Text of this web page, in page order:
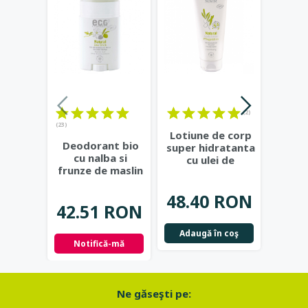
(23)
Deodorant bio
cu nalba si
frunze de maslin
42.51 RON
Notifică-mă
(2)
Lotiune de corp
super hidratanta
cu ulei de
48.40 RON
Adaugă în coş
Ne găseşti pe: